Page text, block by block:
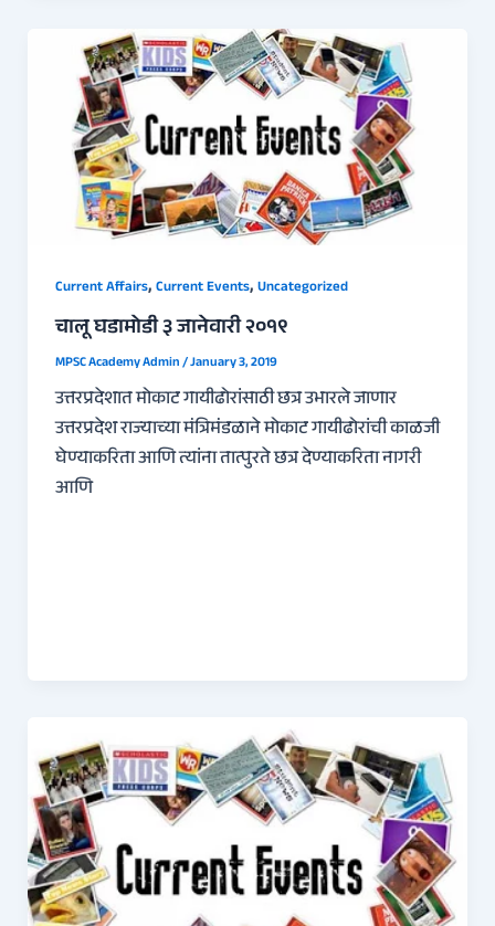
Current Affairs,Current Events,Uncategorized
चालू घडामोडी ३ जानेवारी २०१९
MPSC Academy Admin/January 3, 2019
उत्तरप्रदेशात मोकाट गायीढोरांसाठी छत्र उभारले जाणार
उत्तरप्रदेश राज्याच्या मंत्रिमंडळाने मोकाट गायीढोरांची काळजी
घेण्याकरिता आणि त्यांना तात्पुरते छत्र देण्याकरिता नागरी
आणि